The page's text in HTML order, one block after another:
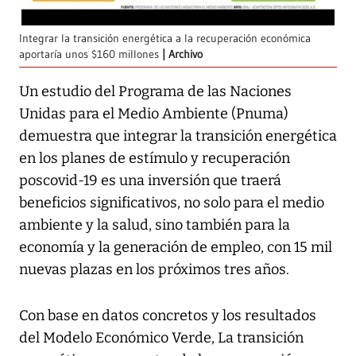
Integrar la transición energética a la recuperación económica
aportaría unos $160 millones
Archivo
Un estudio del Programa de las Naciones
Unidas para el Medio Ambiente (Pnuma)
demuestra que integrar la transición energética
en los planes de estímulo y recuperación
poscovid-19 es una inversión que traerá
beneficios significativos, no solo para el medio
ambiente y la salud, sino también para la
economía y la generación de empleo, con 15 mil
nuevas plazas en los próximos tres años.
Con base en datos concretos y los resultados
del Modelo Económico Verde, La transición